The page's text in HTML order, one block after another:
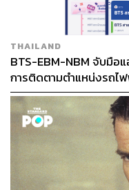
สำ
ทีมข่
THAILAND
BTS-EBM-NBM จับมือ
การติดตามตำแหน่งรถไ